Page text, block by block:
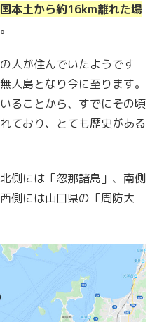
本土から約16km離れた場
人が住んでいたようです
人島となり今に至ります。
ることから、すでにその頃
ており、とても歴史がある
側には「忽那諸島」、南側
側には山口県の「周防大